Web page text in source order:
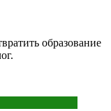
образование